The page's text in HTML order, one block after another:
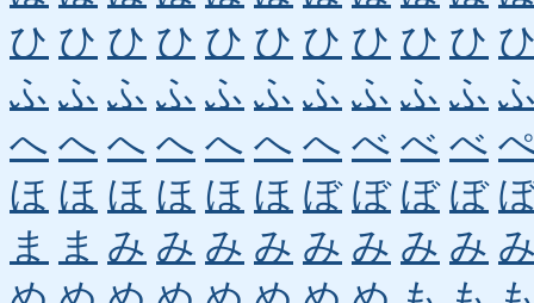
ひ ひ ひ ひ ひ ひ ひ ひ ひ ひ
ふ ふ ふ ふ ふ ふ ふ ふ ふ ふ
へ へ へ へ へ へ へ べ べ べ
ほ ほ ほ ほ ほ ほ ぼ ぼ ぼ ぼ
ま
ま み み み み み み み み